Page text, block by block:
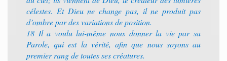
célestes. Et Dieu ne change pas, il ne produit pas
d’ombre par des variations de position.
18 Il a voulu lui-même nous donner la vie par sa
Parole, qui est la vérité, afin que nous soyons au
premier rang de toutes ses créatures.